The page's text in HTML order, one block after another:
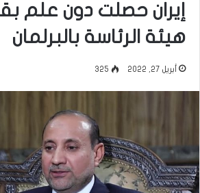
إيران حصلت دون علم
هيئة الرئاسة بالبرلمان
أبريل 27, 2022 325